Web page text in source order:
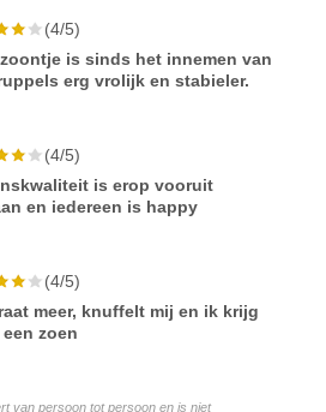
(4/5)
is sinds het innemen van
erg vrolijk en stabieler.
(4/5)
is erop vooruit
en iedereen is happy
(4/5)
meer, knuffelt mij en ik krijg
zoen
van persoon tot persoon en is niet